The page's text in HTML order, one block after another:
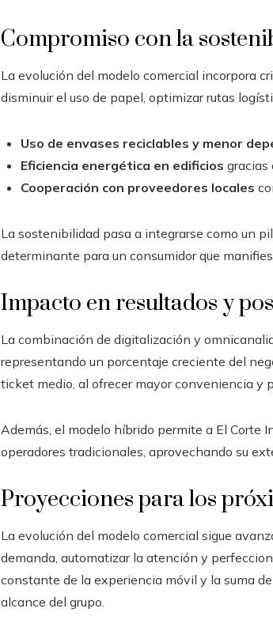
Compromiso con la
La evolución del modelo comercial incorpora
disminuir el uso de papel, optimizar rutas
Uso de envases reciclables y menor
Eficiencia energética en edificios gracias
Cooperación con proveedores locales
La sostenibilidad pasa a integrarse como un
determinante para un consumidor que
Impacto en resultados y
La combinación de digitalización y
representando un porcentaje creciente del
ticket medio, al ofrecer mayor conveniencia y
Además, el modelo híbrido permite a El
operadores tradicionales, aprovechando su
Proyecciones para los
La evolución del modelo comercial sigue
demanda, automatizar la atención y
constante de la experiencia móvil y la suma
alcance del grupo.